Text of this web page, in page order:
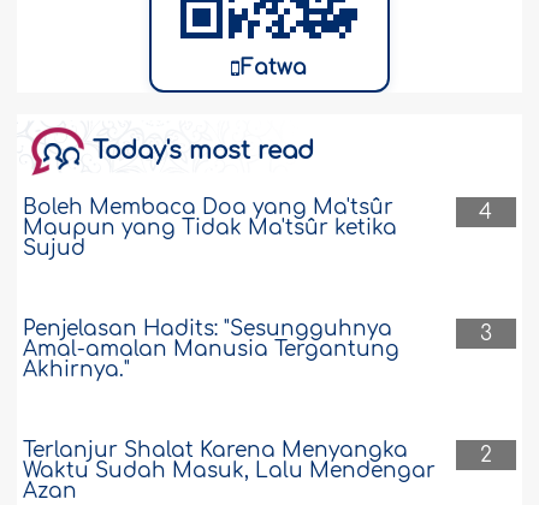
Fatwa
Today's most read
4
Boleh Membaca Doa yang Ma'tsûr
Maupun yang Tidak Ma'tsûr ketika
Sujud
3
Penjelasan Hadits: "Sesungguhnya
Amal-amalan Manusia Tergantung
Akhirnya."
2
Terlanjur Shalat Karena Menyangka
Waktu Sudah Masuk, Lalu Mendengar
Azan